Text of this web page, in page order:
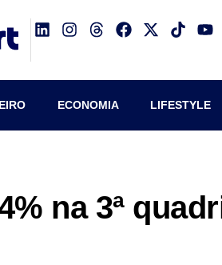
ECONOMIA LIFESTYLE
na 3ª